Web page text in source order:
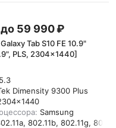
до 59 990 ₽
Tab S10 FE 10.9"
PLS, 2304x1440]
5.3
Dimensity 9300 Plus
Samsung
802.11b, 802.11g,